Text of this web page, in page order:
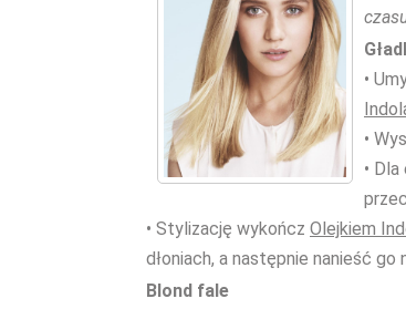
•
•
•
• Stylizację wykończ Olejkiem
dłoniach, a następnie nanieść go
Blond fale